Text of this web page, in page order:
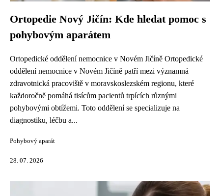
Ortopedie Nový Jičín: Kde hledat pomoc s
pohybovým aparátem
Ortopedické oddělení nemocnice v Novém Jičíně Ortopedické
oddělení nemocnice v Novém Jičíně patří mezi významná
zdravotnická pracoviště v moravskoslezském regionu, které
každoročně pomáhá tisícům pacientů trpících různými
pohybovými obtížemi. Toto oddělení se specializuje na
diagnostiku, léčbu a...
Pohybový aparát
28. 07. 2026